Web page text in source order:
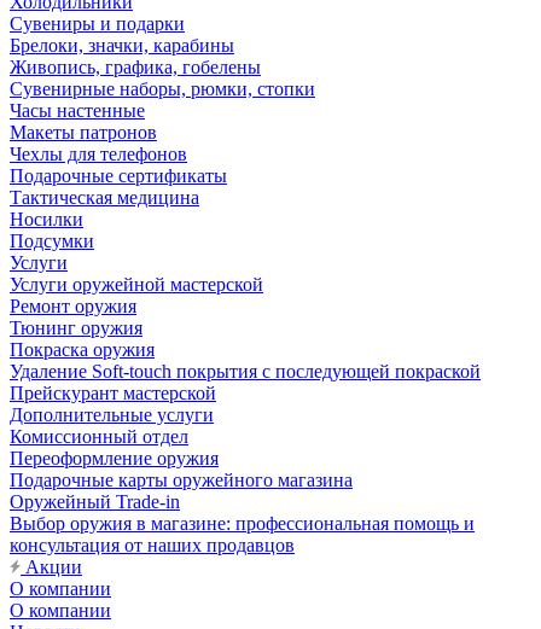
Сувениры и подарки
Брелоки, значки, карабины
Живопись, графика, гобелены
Сувенирные наборы, рюмки, стопки
Часы настенные
Макеты патронов
Чехлы для телефонов
Подарочные сертификаты
Тактическая медицина
Носилки
Подсумки
Услуги
Услуги оружейной мастерской
Ремонт оружия
Тюнинг оружия
Покраска оружия
Удаление Soft-touch покрытия с последующей покраской
Прейскурант мастерской
Дополнительные услуги
Комиссионный отдел
Переоформление оружия
Подарочные карты оружейного магазина
Оружейный Trade-in
Выбор оружия в магазине: профессиональная помощь и
консультация от наших продавцов
Акции
О компании
О компании